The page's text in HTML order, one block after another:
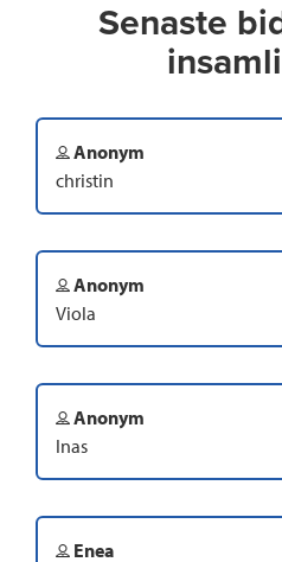
Senaste
Anonym
christin
Anonym
Viola
Anonym
Inas
Enea